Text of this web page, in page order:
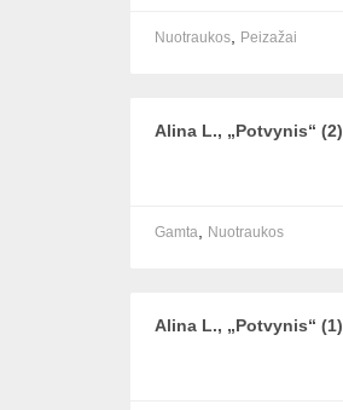
Nuotraukos, Peizažai
Alina L., „Potvynis“ (2)
Gamta, Nuotraukos
Alina L., „Potvynis“ (1)